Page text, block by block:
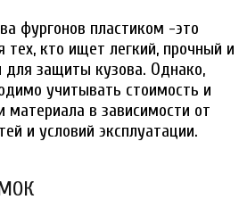
фургонов пластиком -это
кто ищет легкий, прочный и
для защиты кузова. Однако,
учитывать стоимость и
в зависимости от
и условий эксплуатации.